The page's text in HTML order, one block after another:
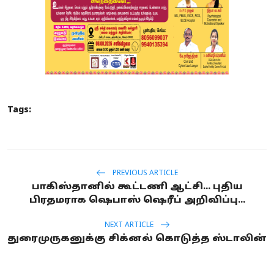
Tags:
PREVIOUS ARTICLE
பாகிஸ்தானில் கூட்டணி ஆட்சி... புதிய
பிரதமராக ஷெபாஸ் ஷெரீப் அறிவிப்பு...
NEXT ARTICLE
துரைமுருகனுக்கு சிக்னல் கொடுத்த ஸ்டாலின்